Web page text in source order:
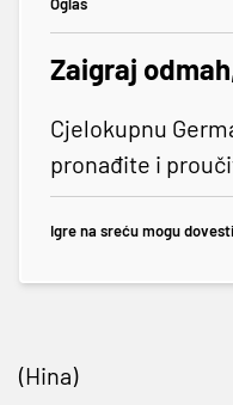
Oglas
Zaigraj
Cjelokupnu
pronađite i
Igre na sreću mogu
(Hina)